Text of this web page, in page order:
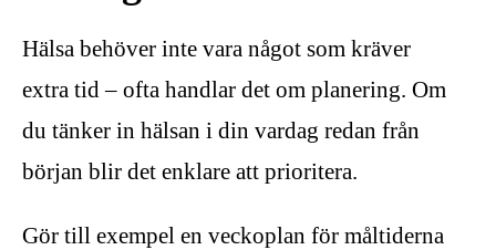
Hälsa behöver inte vara något som kräver
extra tid – ofta handlar det om planering. Om
du tänker in hälsan i din vardag redan från
början blir det enklare att prioritera.
Gör till exempel en veckoplan för måltiderna